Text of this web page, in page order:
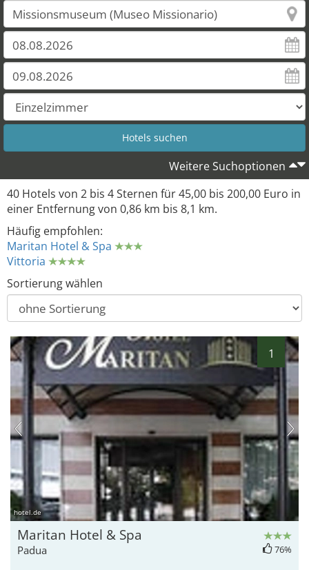
Weitere Suchoptionen
40 Hotels von 2 bis 4 Sternen für 45,00 bis 200,00 Euro in
einer Entfernung von 0,86 km bis 8,1 km.
Häufig empfohlen:
Maritan Hotel & Spa
Vittoria
Sortierung wählen
1
hotel.de
Maritan Hotel & Spa
Padua 76%